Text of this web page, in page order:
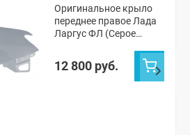
Оригинальное крыло
переднее правое Лада
Ларгус ФЛ (Серое
12 800 руб.